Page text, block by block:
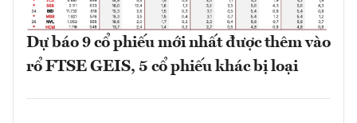
Dự báo 9 cổ phiếu mới nhất được thêm vào
rổ FTSE GEIS, 5 cổ phiếu khác bị loại